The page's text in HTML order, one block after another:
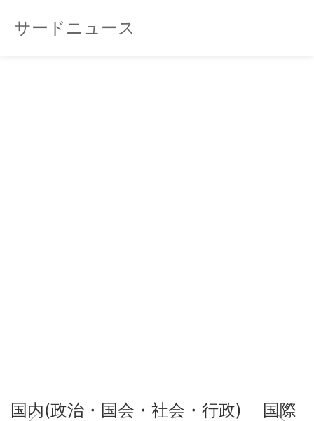
サードニュース
国内(政治・国会・社会・行政) 国際